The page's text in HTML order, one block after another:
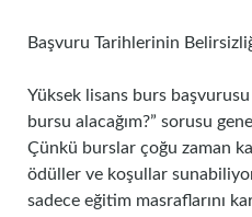
Başvuru Tarihlerinin
Yüksek lisans burs
bursu alacağım?” sorusu
Çünkü burslar çoğu zaman
ödüller ve koşullar
sadece eğitim masraflarını